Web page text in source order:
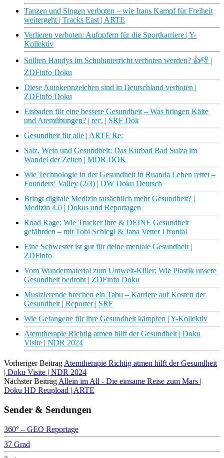
Tanzen und Singen verboten – wie Irans Kampf für Freiheit
weitergeht | Tracks East | ARTE
Verlieren verboten: Aufopfern für die Sportkarriere | Y-
Kollektiv
Sollten Handys im Schulunterricht verboten werden? 👍👎 |
ZDFinfo Doku
Diese Autokennzeichen sind in Deutschland verboten |
ZDFinfo Doku
Eisbaden für eine bessere Gesundheit – Was bringen Kälte
und Atemübungen? | rec. | SRF Dok
Gesundheit für alle | ARTE Re:
Salz, Wein und Gesundheit: Das Kurbad Bad Sulza im
Wandel der Zeiten | MDR DOK
Wie Technologie in der Gesundheit in Ruanda Leben rettet –
Founders‘ Valley (2/3) | DW Doku Deutsch
Bringt digitale Medizin tatsächlich mehr Gesundheit? |
Medizin 4.0 | Dokus und Reportagen
Road Rage: Wie Trucker ihre & DEINE Gesundheit
gefährden – mit Tobi Schlegl & Jana Vetter I frontal
Eine Schwester ist gut für deine mentale Gesundheit |
ZDFinfo
Vom Wundermaterial zum Umwelt-Killer: Wie Plastik unsere
Gesundheit bedroht | ZDFinfo Doku
Musizierende brechen ein Tabu – Karriere auf Kosten der
Gesundheit | Reporter | SRF
Wie Gefangene für ihre Gesundheit kämpfen | Y-Kollektiv
Atemtherapie Richtig atmen hilft der Gesundheit | Doku
Visite | NDR 2024
Vorheriger Beitrag Atemtherapie Richtig atmen hilft der Gesundheit
| Doku Visite | NDR 2024
Nächster Beitrag Allein im All - Die einsame Reise zum Mars |
Doku HD Reupload | ARTE
Sender & Sendungen
360° – GEO Reportage
37 Grad